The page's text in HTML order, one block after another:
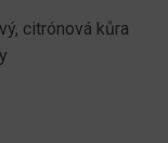
citrónová kůra